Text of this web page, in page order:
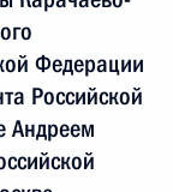
Федерации
Российской
Андреем